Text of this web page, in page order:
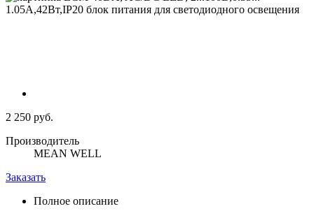
2 250 руб.
Производитель
MEAN WELL
Заказать
Полное описание